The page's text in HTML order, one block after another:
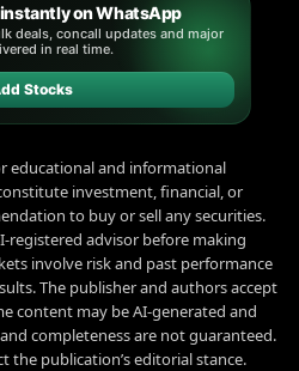
on WhatsApp
deals, concall updates and major
in real time.
Stocks
educational and informational
investment, financial, or
to buy or sell any securities.
registered advisor before making
involve risk and past performance
The publisher and authors accept
content may be AI-generated and
completeness are not guaranteed.
the publication’s editorial stance.